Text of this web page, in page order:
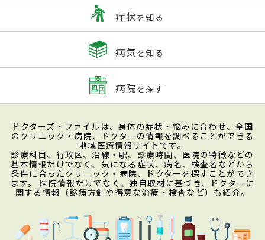
症状を知る
病気を知る
病院を探す
ドクターズ・ファイルは、身体の症状・悩みに合わせ、全国
のクリニック・病院、ドクターの情報を調べることができる
地域医療情報サイトです。
診療科目、行政区、沿線・駅、診療時間、医院の特徴などの
基本情報だけでなく、気になる症状、病名、検査名などから
条件に合ったクリニック・病院、ドクターを探すことができ
ます。 医院情報だけでなく、独自取材に基づき、ドクターに
関する情報（診療方針や得意な治療・検査など）も紹介。